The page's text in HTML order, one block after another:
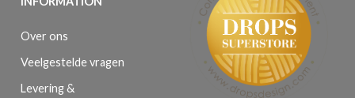
Over ons
Veelgestelde vragen
Levering &